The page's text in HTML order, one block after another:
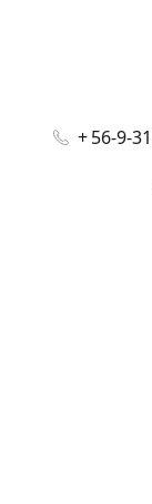
+ 56-9-